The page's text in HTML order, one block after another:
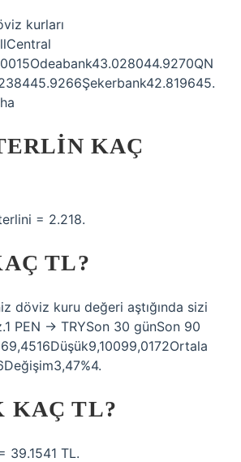
kurları
KAÇ
= 2.218.
TL?
döviz kuru değeri aştığında sizi
PEN → TRYSon 30 günSon 90
KAÇ TL?
39.1541 TL.